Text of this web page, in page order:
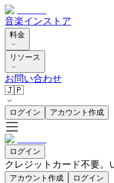
音楽インストア
料金
リソース
お問い合わせ
🇯🇵
ログイン アカウント作成
ログイン
クレジットカード不要。
アカウント作成 ログイン